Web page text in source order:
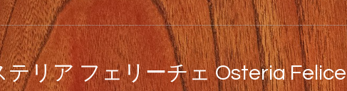
テリア フェリーチェ Osteria Felice